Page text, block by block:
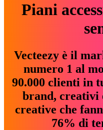
Piani
Vecteezy è il
numero 1 al
90.000 clienti in
brand, creativi
creative che
76% di